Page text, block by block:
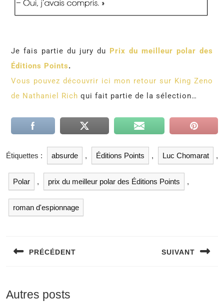
Je fais partie du jury du Prix du meilleur polar des
Éditions Points.
Vous pouvez découvrir ici mon retour sur King Zeno
de Nathaniel Rich qui fait partie de la sélection…
Étiquettes : absurde , Éditions Points , Luc Chomarat ,
Polar , prix du meilleur polar des Éditions Points ,
roman d'espionnage
PRÉCÉDENT SUIVANT
Autres posts